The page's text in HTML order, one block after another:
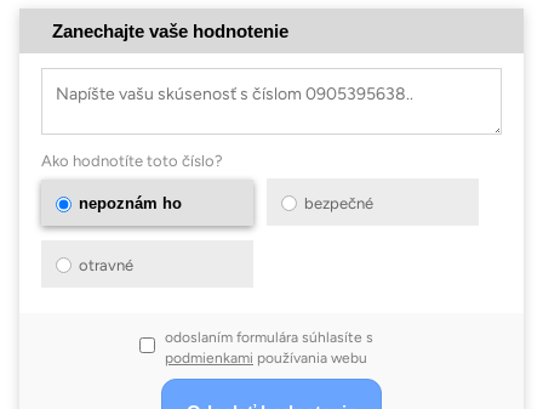
Zanechajte vaše hodnotenie
Ako hodnotíte toto číslo?
nepoznám ho bezpečné
otravné
odoslaním formulára súhlasíte s
podmienkami používania webu